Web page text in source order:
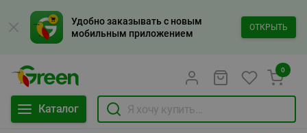
Удобно заказывать с новым
мобильным приложением
ОТКРЫТЬ
Каталог
0